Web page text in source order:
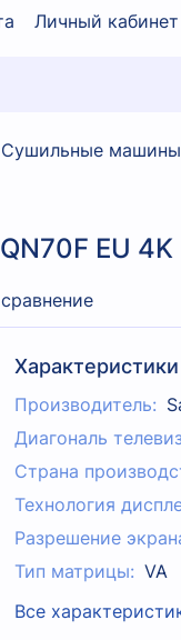
Личный кабинет
Сушильные машины
EU
Характеристики
Производитель:
Диагональ
Страна
Технология
Разрешение
Тип матрицы: VA
Все